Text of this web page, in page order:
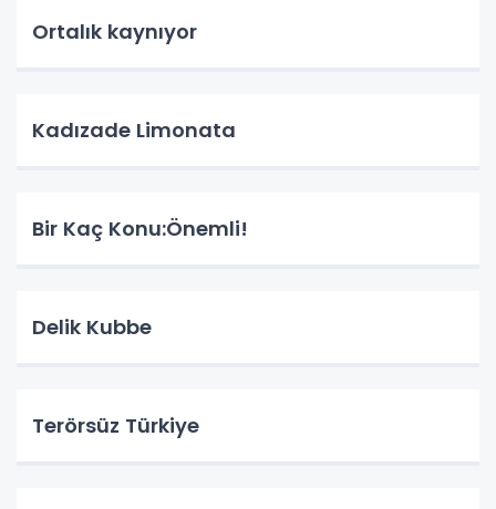
Ortalık kaynıyor
Kadızade Limonata
Bir Kaç Konu:Önemli!
Delik Kubbe
Terörsüz Türkiye